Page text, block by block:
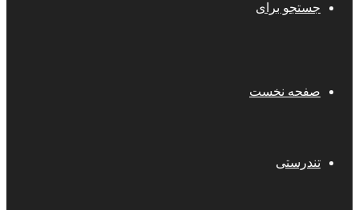
جستجو برای
صفحه نخست
تندرستی